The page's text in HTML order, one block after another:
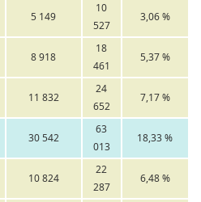
5 149
10
527
3,06 %
8 918
18
461
5,37 %
11 832
24
652
7,17 %
30 542
63
013
18,33 %
10 824
22
287
6,48 %